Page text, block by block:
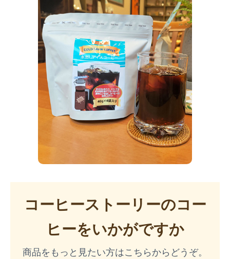
コーヒーストーリーのコー
ヒーをいかがですか
商品をもっと見たい方はこちらからどうぞ。